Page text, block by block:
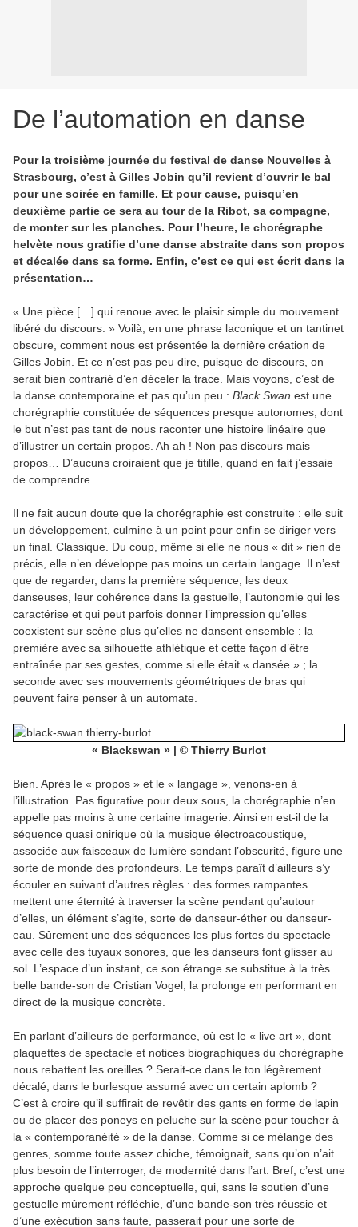
De l’automation en danse
Pour la troisième journée du festival de danse Nouvelles à
Strasbourg, c’est à Gilles Jobin qu’il revient d’ouvrir le bal
pour une soirée en famille. Et pour cause, puisqu’en
deuxième partie ce sera au tour de la Ribot, sa compagne,
de monter sur les planches. Pour l’heure, le chorégraphe
helvète nous gratifie d’une danse abstraite dans son propos
et décalée dans sa forme. Enfin, c’est ce qui est écrit dans la
présentation…
« Une pièce […] qui renoue avec le plaisir simple du mouvement
libéré du discours. » Voilà, en une phrase laconique et un tantinet
obscure, comment nous est présentée la dernière création de
Gilles Jobin. Et ce n’est pas peu dire, puisque de discours, on
serait bien contrarié d’en déceler la trace. Mais voyons, c’est de
la danse contemporaine et pas qu’un peu : Black Swan est une
chorégraphie constituée de séquences presque autonomes, dont
le but n’est pas tant de nous raconter une histoire linéaire que
d’illustrer un certain propos. Ah ah ! Non pas discours mais
propos… D’aucuns croiraient que je titille, quand en fait j’essaie
de comprendre.
Il ne fait aucun doute que la chorégraphie est construite : elle suit
un développement, culmine à un point pour enfin se diriger vers
un final. Classique. Du coup, même si elle ne nous « dit » rien de
précis, elle n’en développe pas moins un certain langage. Il n’est
que de regarder, dans la première séquence, les deux
danseuses, leur cohérence dans la gestuelle, l’autonomie qui les
caractérise et qui peut parfois donner l’impression qu’elles
coexistent sur scène plus qu’elles ne dansent ensemble : la
première avec sa silhouette athlétique et cette façon d’être
entraînée par ses gestes, comme si elle était « dansée » ; la
seconde avec ses mouvements géométriques de bras qui
peuvent faire penser à un automate.
« Blackswan » | © Thierry Burlot
Bien. Après le « propos » et le « langage », venons-en à
l’illustration. Pas figurative pour deux sous, la chorégraphie n’en
appelle pas moins à une certaine imagerie. Ainsi en est-il de la
séquence quasi onirique où la musique électroacoustique,
associée aux faisceaux de lumière sondant l’obscurité, figure une
sorte de monde des profondeurs. Le temps paraît d’ailleurs s’y
écouler en suivant d’autres règles : des formes rampantes
mettent une éternité à traverser la scène pendant qu’autour
d’elles, un élément s’agite, sorte de danseur-éther ou danseur-
eau. Sûrement une des séquences les plus fortes du spectacle
avec celle des tuyaux sonores, que les danseurs font glisser au
sol. L’espace d’un instant, ce son étrange se substitue à la très
belle bande-son de Cristian Vogel, la prolonge en performant en
direct de la musique concrète.
En parlant d’ailleurs de performance, où est le « live art », dont
plaquettes de spectacle et notices biographiques du chorégraphe
nous rebattent les oreilles ? Serait-ce dans le ton légèrement
décalé, dans le burlesque assumé avec un certain aplomb ?
C’est à croire qu’il suffirait de revêtir des gants en forme de lapin
ou de placer des poneys en peluche sur la scène pour toucher à
la « contemporanéité » de la danse. Comme si ce mélange des
genres, somme toute assez chiche, témoignait, sans qu’on n’ait
plus besoin de l’interroger, de modernité dans l’art. Bref, c’est une
approche quelque peu conceptuelle, qui, sans le soutien d’une
gestuelle mûrement réfléchie, d’une bande-son très réussie et
d’une exécution sans faute, passerait pour une sorte de